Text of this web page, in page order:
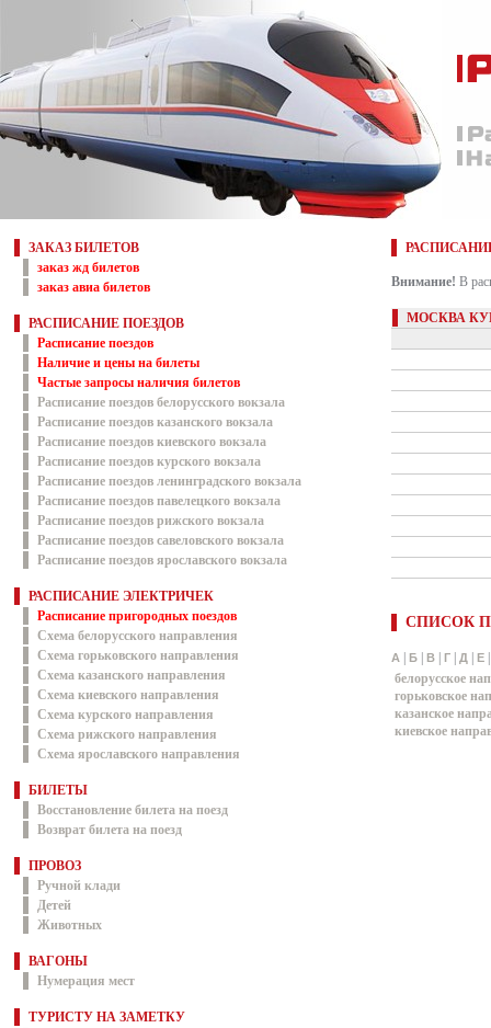
ЗАКАЗ БИЛЕТОВ
заказ жд билетов
заказ авиа билетов
РАСПИСАНИЕ ПОЕЗДОВ
Расписание поездов
Наличие и цены на билеты
Частые запросы наличия билетов
Расписание поездов белорусского вокзала
Расписание поездов казанского вокзала
Расписание поездов киевского вокзала
Расписание поездов курского вокзала
Расписание поездов ленинградского вокзала
Расписание поездов павелецкого вокзала
Расписание поездов рижского вокзала
Расписание поездов савеловского вокзала
Расписание поездов ярославского вокзала
РАСПИСАНИЕ ЭЛЕКТРИЧЕК
Расписание пригородных поездов
Схема белорусского направления
Схема горьковского направления
Схема казанского направления
Схема киевского направления
Схема курского направления
Схема рижского направления
Схема ярославского направления
БИЛЕТЫ
Восстановление билета на поезд
Возврат билета на поезд
ПРОВОЗ
Ручной клади
Детей
Животных
ВАГОНЫ
Нумерация мест
ТУРИСТУ НА ЗАМЕТКУ
Внимание! В
МОСКВА
СПИСОК
А Б В Г Д Е
белорусское
горьковское
казанское
киевское